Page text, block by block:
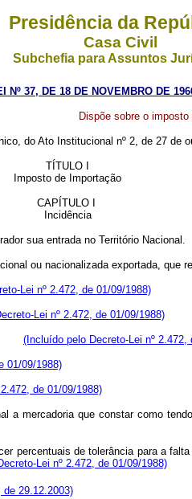
Presidência da
Casa Civil
Subchefia para Assuntos
Nº 37, DE 18 DE NOVEMBRO DE
Dispõe sobre o
do Ato Institucional nº 2, de 27 de
TÍTULO I
Imposto de Importação
CAPÍTULO I
Incidência
gerador sua entrada no Território
ou nacionalizada
Lei nº 2.472, de 01/09/1988)
Lei nº 2.472, de 01/09/1988)
(Incluído pelo Decreto-Lei nº 2.472,
01/09/1988)
de 01/09/1988)
a mercadoria que constar
de tolerância para a
Lei nº 2.472, de 01/09/1988)
de 29.12.2003)